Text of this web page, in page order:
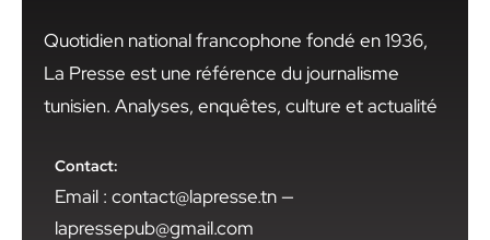
Quotidien national francophone fondé en 1936,
La Presse est une référence du journalisme
tunisien. Analyses, enquêtes, culture et actualité
Contact:
Email : contact@lapresse.tn —
lapressepub@gmail.com